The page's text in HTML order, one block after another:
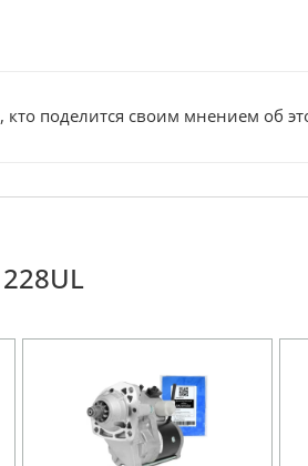
поделится своим мнением об